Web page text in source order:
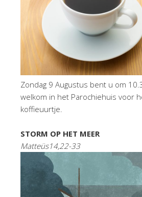
Zondag 9 Augustus bent u om
welkom in het Parochiehuis voor
koffieuurtje.
STORM OP HET MEER
Matteüs14,22-33